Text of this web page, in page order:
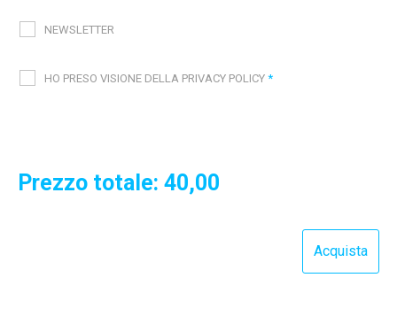
NEWSLETTER
HO PRESO VISIONE DELLA PRIVACY POLICY *
Prezzo totale: 40,00